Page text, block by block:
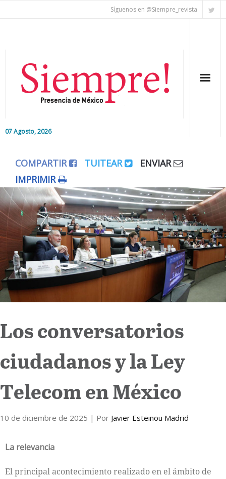
Síguenos en @Siempre_revista
07 Agosto, 2026
Editorial
Nacional
Colaboradores
Internacional
Cultura
COMPARTIR TUITEAR
ENVIAR
IMPRIMIR
Los conversatorios
ciudadanos y la Ley
Telecom en México
10 de diciembre de 2025 | Por Javier Esteinou Madrid
La relevancia
El principal acontecimiento realizado en el ámbito de